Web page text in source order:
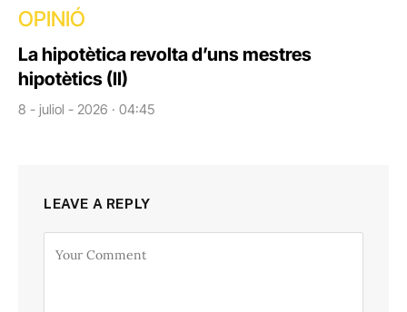
OPINIÓ
La hipotètica revolta d’uns mestres
hipotètics (II)
8 - juliol - 2026 · 04:45
LEAVE A REPLY